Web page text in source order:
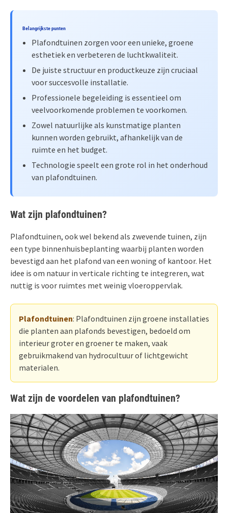
Belangrijkste punten
Plafondtuinen zorgen voor een unieke, groene
esthetiek en verbeteren de luchtkwaliteit.
De juiste structuur en productkeuze zijn cruciaal
voor succesvolle installatie.
Professionele begeleiding is essentieel om
veelvoorkomende problemen te voorkomen.
Zowel natuurlijke als kunstmatige planten
kunnen worden gebruikt, afhankelijk van de
ruimte en het budget.
Technologie speelt een grote rol in het onderhoud
van plafondtuinen.
Wat zijn plafondtuinen?
Plafondtuinen, ook wel bekend als zwevende tuinen, zijn
een type binnenhuisbeplanting waarbij planten worden
bevestigd aan het plafond van een woning of kantoor. Het
idee is om natuur in verticale richting te integreren, wat
nuttig is voor ruimtes met weinig vloeroppervlak.
Plafondtuinen: Plafondtuinen zijn groene installaties
die planten aan plafonds bevestigen, bedoeld om
interieur groter en groener te maken, vaak
gebruikmakend van hydrocultuur of lichtgewicht
materialen.
Wat zijn de voordelen van plafondtuinen?